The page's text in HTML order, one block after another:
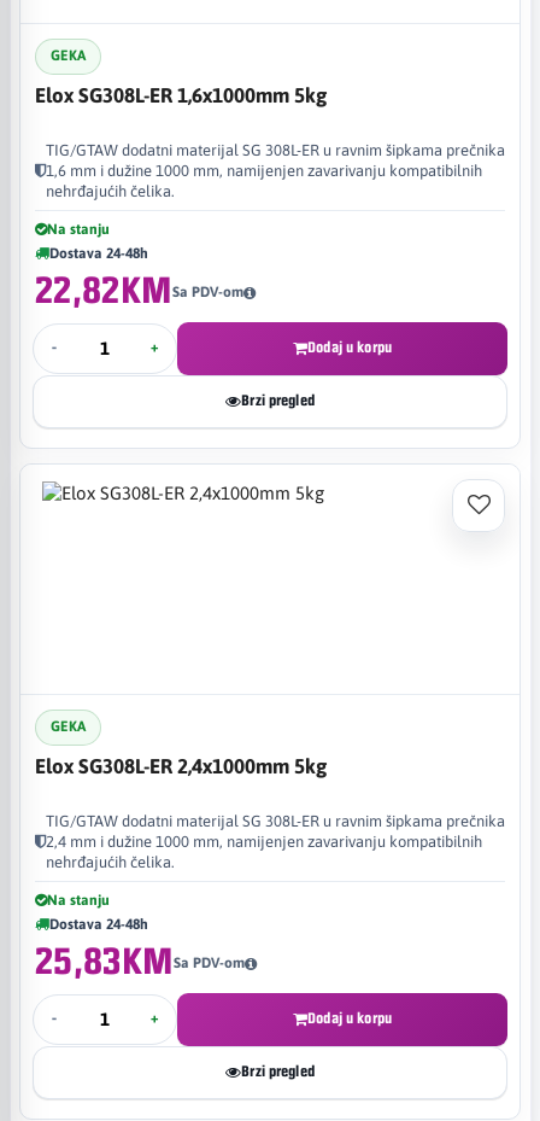
GEKA
Elox SG308L-ER 1,6x1000mm 5kg
TIG/GTAW dodatni materijal SG 308L-ER u ravnim šipkama prečnika
1,6 mm i dužine 1000 mm, namijenjen zavarivanju kompatibilnih
nehrđajućih čelika.
Na stanju
Dostava 24-48h
22,82KMSa PDV-om
- + Dodaj u korpu
Brzi pregled
GEKA
Elox SG308L-ER 2,4x1000mm 5kg
TIG/GTAW dodatni materijal SG 308L-ER u ravnim šipkama prečnika
2,4 mm i dužine 1000 mm, namijenjen zavarivanju kompatibilnih
nehrđajućih čelika.
Na stanju
Dostava 24-48h
25,83KMSa PDV-om
- + Dodaj u korpu
Brzi pregled